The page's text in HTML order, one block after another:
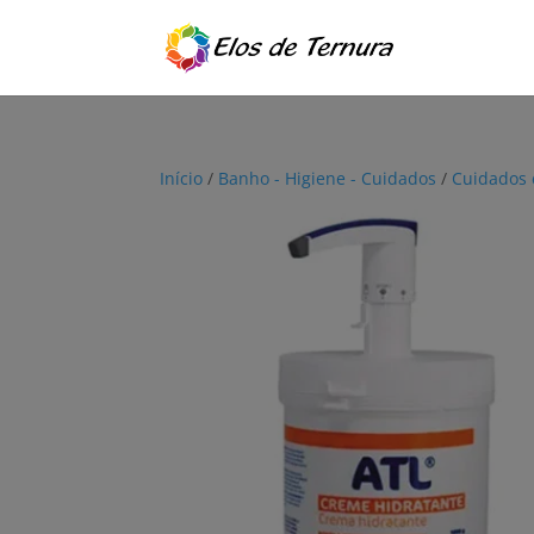
Início / Banho - Higiene - Cuidados / Cuidados